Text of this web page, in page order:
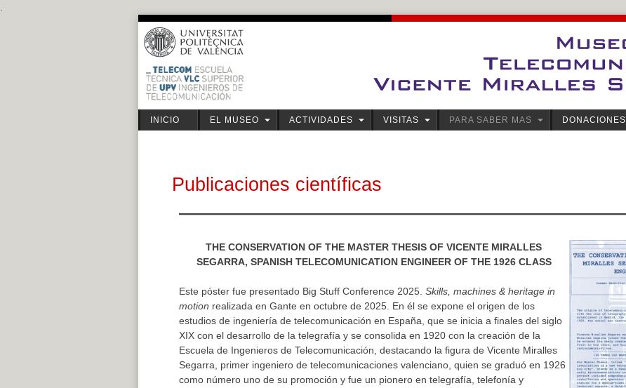
Saltar
al
contenido
INICIO EL MUSEO ACTIVIDADES VISITAS PARA SABER MAS DONACIONES
Publicaciones científicas
THE CONSERVATION OF THE MASTER THESIS OF VICENTE MIRALLES
SEGARRA, SPANISH TELECOMUNICATION ENGINEER OF THE 1926 CLASS
Este póster fue presentado Big Stuff Conference 2025. Skills, machines & heritage in
motion realizada en Gante en octubre de 2025. En él se expone el origen de los
estudios de ingeniería de telecomunicación en España, que se inicia a finales del siglo
XIX con el desarrollo de la telegrafía y se consolida en 1920 con la creación de la
Escuela de Ingenieros de Telecomunicación, destacando la figura de Vicente Miralles
Segarra, primer ingeniero de telecomunicaciones valenciano, quien se graduó en 1926
como número uno de su promoción y fue un pionero en telegrafía, telefonía y